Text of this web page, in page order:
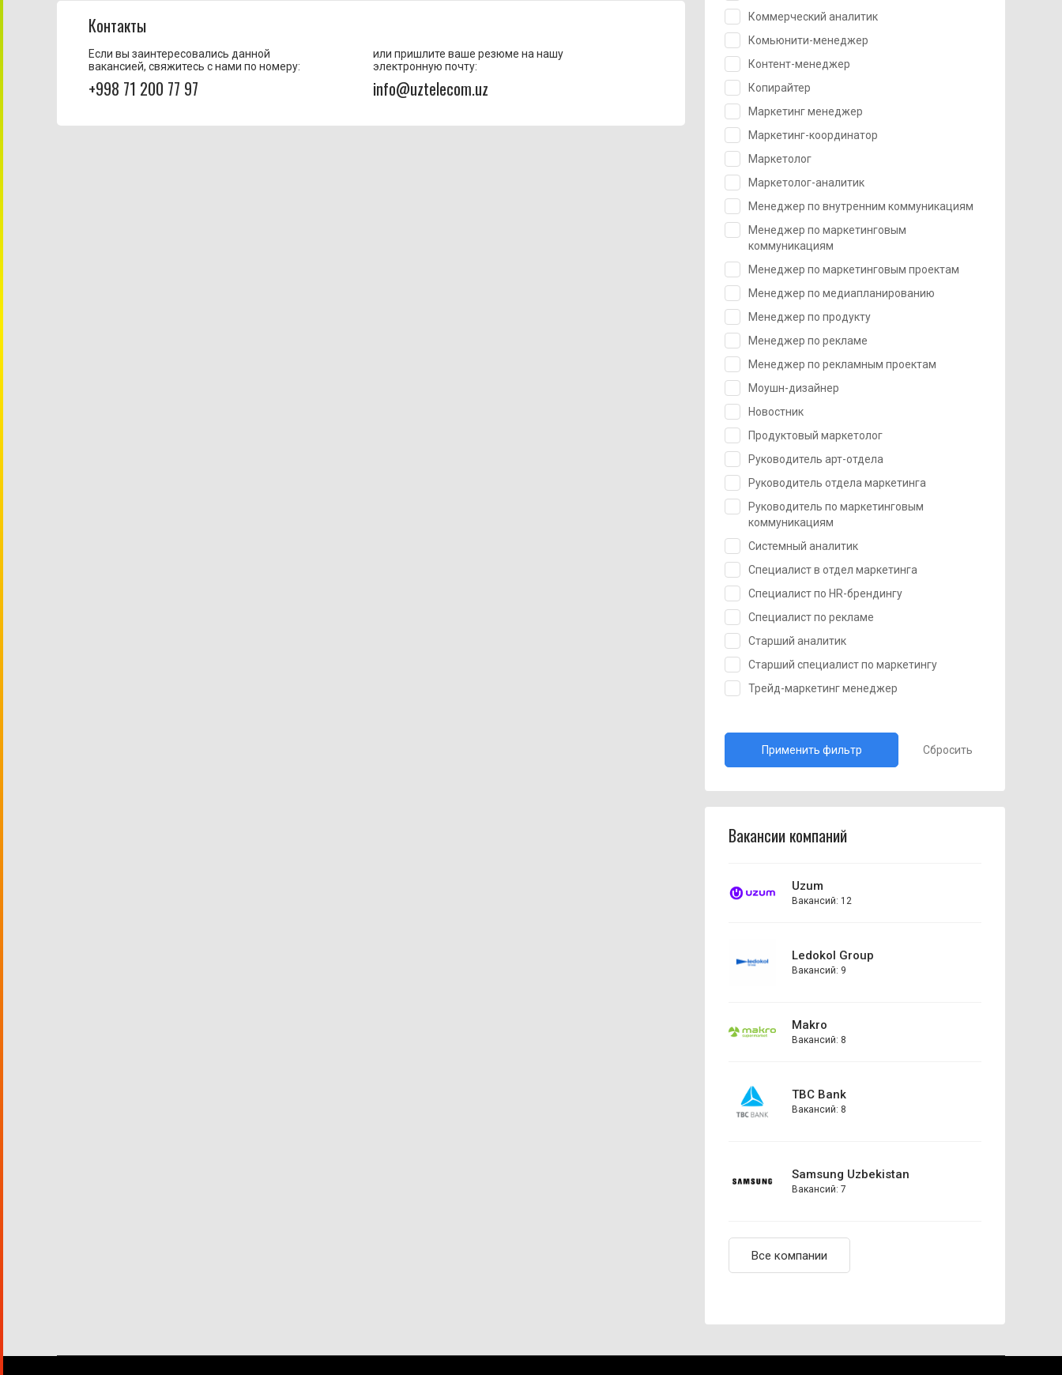
Контакты
Если вы заинтересовались данной
вакансией, свяжитесь с нами по номеру:
+998 71 200 77 97
или пришлите ваше резюме на нашу
электронную почту:
info@uztelecom.uz
Коммерческий аналитик
Комьюнити-менеджер
Контент-менеджер
Копирайтер
Маркетинг менеджер
Маркетинг-координатор
Маркетолог
Маркетолог-аналитик
Менеджер по внутренним коммуникациям
Менеджер по маркетинговым
коммуникациям
Менеджер по маркетинговым проектам
Менеджер по медиапланированию
Менеджер по продукту
Менеджер по рекламе
Менеджер по рекламным проектам
Моушн-дизайнер
Новостник
Продуктовый маркетолог
Руководитель арт-отдела
Руководитель отдела маркетинга
Руководитель по маркетинговым
коммуникациям
Системный аналитик
Специалист в отдел маркетинга
Специалист по HR-брендингу
Специалист по рекламе
Старший аналитик
Старший специалист по маркетингу
Трейд-маркетинг менеджер
Сбросить
Вакансии компаний
Uzum
Вакансий: 12
Ledokol Group
Вакансий: 9
Makro
Вакансий: 8
TBC Bank
Вакансий: 8
Samsung Uzbekistan
Вакансий: 7
Все компании